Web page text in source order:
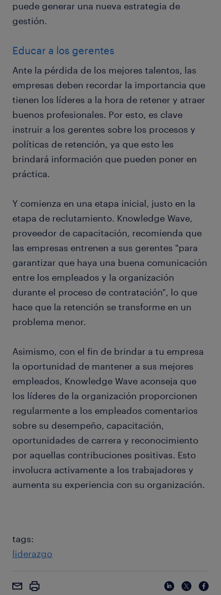
puede generar una nueva estrategia de
gestión.
Educar a los gerentes
Ante la pérdida de los mejores talentos, las
empresas deben recordar la importancia que
tienen los líderes a la hora de retener y atraer
buenos profesionales. Por esto, es clave
instruir a los gerentes sobre los procesos y
políticas de retención, ya que esto les
brindará información que pueden poner en
práctica.
Y comienza en una etapa inicial, justo en la
etapa de reclutamiento. Knowledge Wave,
proveedor de capacitación, recomienda que
las empresas entrenen a sus gerentes "para
garantizar que haya una buena comunicación
entre los empleados y la organización
durante el proceso de contratación", lo que
hace que la retención se transforme en un
problema menor.
Asimismo, con el fin de brindar a tu empresa
la oportunidad de mantener a sus mejores
empleados, Knowledge Wave aconseja que
los líderes de la organización proporcionen
regularmente a los empleados comentarios
sobre su desempeño, capacitación,
oportunidades de carrera y reconocimiento
por aquellas contribuciones positivas. Esto
involucra activamente a los trabajadores y
aumenta su experiencia con su organización.
tags:
liderazgo